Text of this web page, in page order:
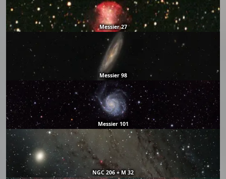
Messier 27
Messier 98
Messier 101
NGC 206 + M 32